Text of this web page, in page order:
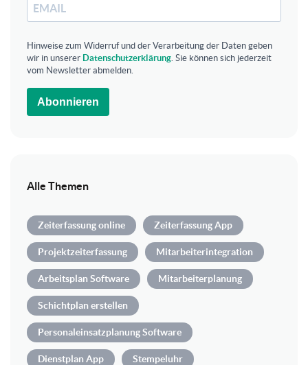
Hinweise zum Widerruf und der Verarbeitung der Daten geben
wir in unserer Datenschutzerklärung . Sie können sich jederzeit
vom Newsletter abmelden.
Abonnieren
Alle Themen
Zeiterfassung online Zeiterfassung App
Projektzeiterfassung Mitarbeiterintegration
Arbeitsplan Software Mitarbeiterplanung
Schichtplan erstellen
Personaleinsatzplanung Software
Dienstplan App Stempeluhr